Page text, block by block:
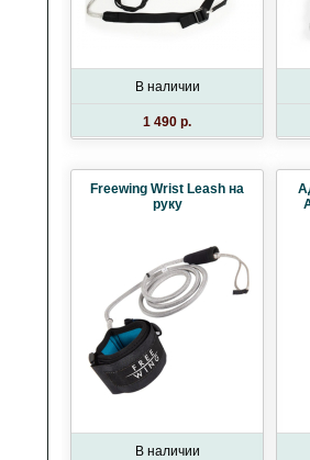
В наличии
1 490 p.
Freewing Wrist Leash на
руку
В наличии